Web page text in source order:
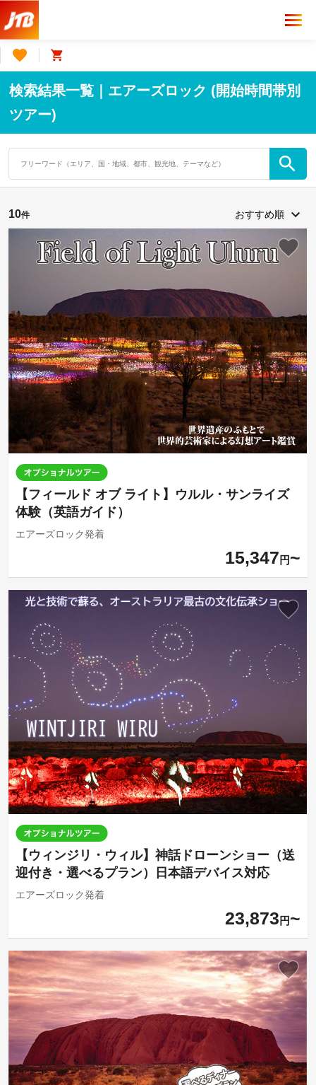
検索結果一覧｜エアーズロック (開始時間帯別
ツアー)
10件
【フィールド オブ ライト】ウルル・サンライズ
体験（英語ガイド）
エアーズロック発着
15,347 円
【ウィンジリ・ウィル】神話ドローンショー（送
迎付き・選べるプラン）日本語デバイス対応
エアーズロック発着
23,873 円